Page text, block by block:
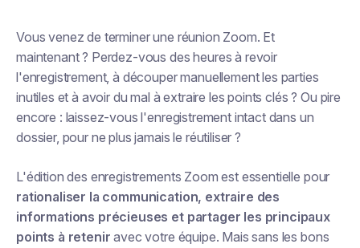
Vous venez de terminer une réunion Zoom. Et
maintenant ? Perdez-vous des heures à revoir
l'enregistrement, à découper manuellement les parties
inutiles et à avoir du mal à extraire les points clés ? Ou pire
encore : laissez-vous l'enregistrement intact dans un
dossier, pour ne plus jamais le réutiliser ?
L'édition des enregistrements Zoom est essentielle pour
rationaliser la communication, extraire des
informations précieuses et partager les principaux
points à retenir avec votre équipe. Mais sans les bons